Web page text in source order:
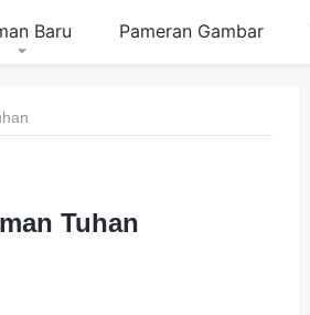
Baru Pameran Gambar
Tuhan